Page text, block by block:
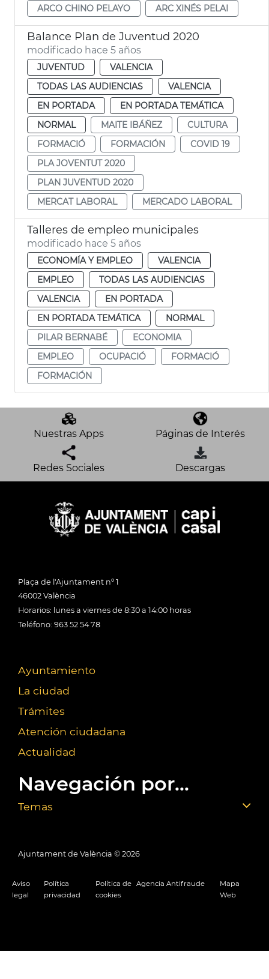
ARCO CHINO PELAYO
ARC XINÉS PELAI
Balance Plan de Juventud 2020
modificado hace 5 años
JUVENTUD
VALENCIA
TODAS LAS AUDIENCIAS
VALENCIA
EN PORTADA
EN PORTADA TEMÁTICA
NORMAL
MAITE IBÁÑEZ
CULTURA
FORMACIÓ
FORMACIÓN
COVID 19
PLA JOVENTUT 2020
PLAN JUVENTUD 2020
MERCAT LABORAL
MERCADO LABORAL
Talleres de empleo municipales
modificado hace 5 años
ECONOMÍA Y EMPLEO
VALENCIA
EMPLEO
TODAS LAS AUDIENCIAS
VALENCIA
EN PORTADA
EN PORTADA TEMÁTICA
NORMAL
PILAR BERNABÉ
ECONOMIA
EMPLEO
OCUPACIÓ
FORMACIÓ
FORMACIÓN
Nuestras Apps Páginas de Interés
Redes Sociales Descargas
Plaça de l'Ajuntament nº 1
46002 València
Horarios: lunes a viernes de 8:30 a 14:00 horas
Teléfono: 963 52 54 78
Ayuntamiento
La ciudad
Trámites
Atención ciudadana
Actualidad
Navegación por...
Temas
Ajuntament de València © 2026
Aviso
legal
Política
privacidad
Política de
cookies
Agencia Antifraude
Mapa
Web